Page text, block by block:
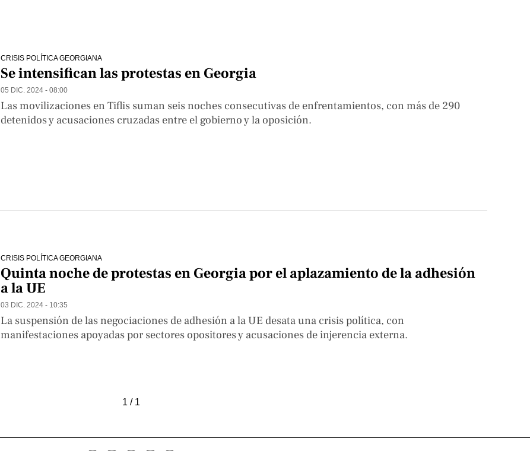
CRISIS POLÍTICA GEORGIANA
Se intensifican las protestas en Georgia
05 DIC. 2024 - 08:00
Las movilizaciones en Tiflis suman seis noches consecutivas de enfrentamientos, con más de 290
detenidos y acusaciones cruzadas entre el gobierno y la oposición.
CRISIS POLÍTICA GEORGIANA
Quinta noche de protestas en Georgia por el aplazamiento de la adhesión
a la UE
03 DIC. 2024 - 10:35
La suspensión de las negociaciones de adhesión a la UE desata una crisis política, con
manifestaciones apoyadas por sectores opositores y acusaciones de injerencia externa.
1 / 1